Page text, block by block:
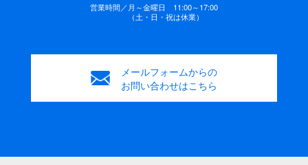
営業時間／月～金曜日 11:00～17:00
（土・日・祝は休業）
メールフォームからの
お問い合わせはこちら